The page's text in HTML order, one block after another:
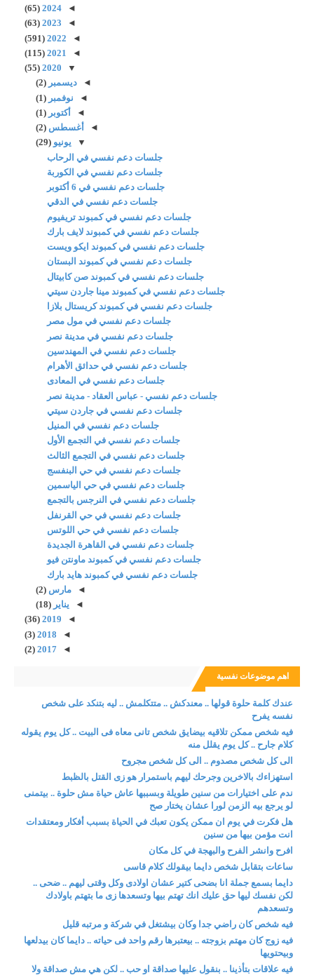
◄
2024
(65)
◄
2023
(63)
◄
2022
(591)
◄
2021
(115)
▼
2020
(55)
◄ديسمبر(2)
◄ نوفمبر(1)
◄
أكتوبر(1)
◄
أغسطس(2)
▼ يونيو(29)
جلسات دعم نفسي في الرحاب
جلسات دعم نفسي في الكوربة
جلسات دعم نفسي في 6 أكتوبر
جلسات دعم نفسي في الدقي
جلسات دعم نفسي في كمبوند تريفيوم
جلسات دعم نفسي في كمبوند لايف بارك
جلسات دعم نفسي في كمبوند ايكو ويست
جلسات دعم نفسي في كمبوند البستان
جلسات دعم نفسي في كمبوند صن كابيتال
جلسات دعم نفسي في كمبوند مينا جاردن سيتي
جلسات دعم نفسي في كمبوند كريستال بلازا
جلسات دعم نفسي في مول مصر
جلسات دعم نفسي في مدينة نصر
جلسات دعم نفسي في المهندسين
جلسات دعم نفسي في حدائق الأهرام
جلسات دعم نفسي في المعادى
جلسات دعم نفسي - عباس العقاد - مدينة نصر
جلسات دعم نفسي في جاردن سيتي
جلسات دعم نفسي في المنيل
جلسات دعم نفسي في التجمع الأول
جلسات دعم نفسي في التجمع الثالث
جلسات دعم نفسي في حي البنفسج
جلسات دعم نفسي في حي الياسمين
جلسات دعم نفسي في النرجس بالتجمع
جلسات دعم نفسي في حي القرنفل
جلسات دعم نفسي في حي اللوتس
جلسات دعم نفسي في القاهرة الجديدة
جلسات دعم نفسي في كمبوند ماونتن فيو
جلسات دعم نفسي في كمبوند هايد بارك
◄مارس(2)
◄ يناير(18)
◄
2019
(36)
◄
2018
(3)
◄
2017
(2)
اهم موضوعات نفسية
عندك كلمة حلوة قولها .. معندكش .. متتكلمش .. ليه بتنكد على شخص
نفسه يفرح
فيه شخص ممكن تلاقيه بيضايق شخص تانى معاه فى البيت .. كل يوم يقوله
كلام جارح .. كل يوم يقلل منه
الى كل شخص مصدوم .. الى كل شخص مجروح
استهزاءك بالاخرين وجرحك ليهم باستمرار هو زى القتل بالظبط
ندم على اختيارات من سنين طويلة وبسببها عاش حياة مش حلوة .. بيتمنى
لو يرجع بيه الزمن لورا عشان يختار صح
هل فكرت في يوم ان ممكن يكون تعبك في الحياة بسبب أفكار ومعتقدات
انت مؤمن بيها من سنين
افرح وانشر الفرح والبهجة في كل مكان
ساعات بتقابل شخص دايما بيقولك كلام قاسى
دايما بسمع جملة انا بضحى كتير عشان اولادى وكل وقتى ليهم .. ضحى ..
لكن نفسك ليها حق عليك انك تهتم بيها وتسعدها زى ما بتهتم باولادك
وتسعدهم
فيه شخص كان راضي جدا وكان بيشتغل في شركة و مرتبه قليل
فيه زوج كان مهتم بزوجته .. بيعتبرها رقم واحد فى حياته .. دايما كان بيدلعها
وبيحتويها
فيه علاقات بتأذينا .. بنقول عليها صداقة او حب .. لكن هي مش صداقة ولا